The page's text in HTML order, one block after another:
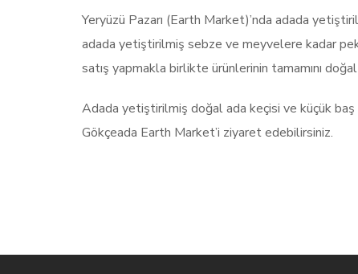
Yeryüzü Pazarı (Earth Market)’nda adada
adada yetiştirilmiş sebze ve meyvelere kadar
satış yapmakla birlikte ürünlerinin tamamını
Adada yetiştirilmiş doğal ada keçisi ve küçük baş
Gökçeada Earth Market’i ziyaret edebilirsiniz.